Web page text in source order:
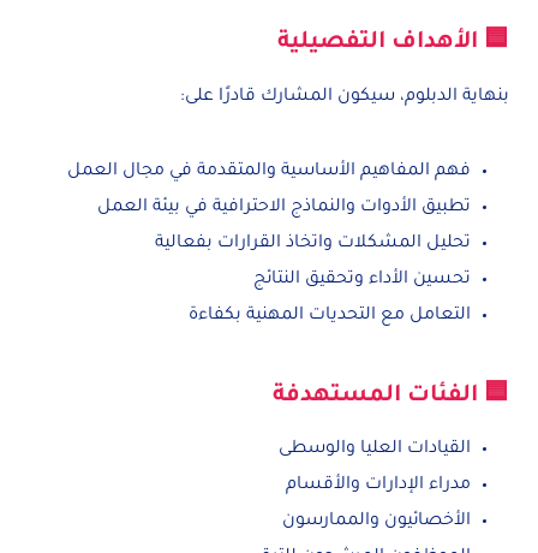
🟦 الأهداف التفصيلية
بنهاية الدبلوم، سيكون المشارك قادرًا على:
فهم المفاهيم الأساسية والمتقدمة في مجال العمل
تطبيق الأدوات والنماذج الاحترافية في بيئة العمل
تحليل المشكلات واتخاذ القرارات بفعالية
تحسين الأداء وتحقيق النتائج
التعامل مع التحديات المهنية بكفاءة
🟦 الفئات المستهدفة
القيادات العليا والوسطى
مدراء الإدارات والأقسام
الأخصائيون والممارسون